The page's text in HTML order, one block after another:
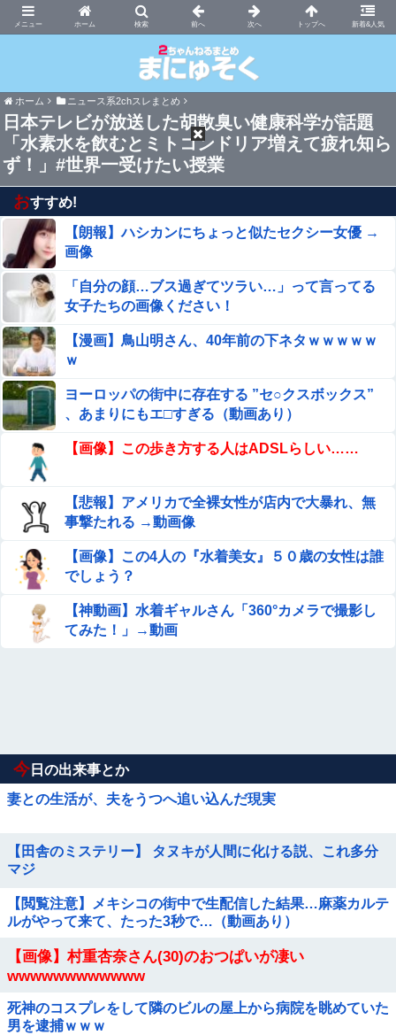
ホーム 新着&人気
まにゅそく 2chまとめニュース速報VIP
ホーム ニュース系2chスレまとめ
日本テレビが放送した胡散臭い健康科学が話題
「水素水を飲むとミトコンドリア増えて疲れ知ら
ず！」#世界一受けたい授業
おすすめ!
【朗報】ハシカンにちょっと似たセクシー女優 →
画像
「自分の顔…ブス過ぎてツラい…」って言ってる
女子たちの画像ください！
【漫画】鳥山明さん、40年前の下ネタｗｗｗｗｗ
ｗ
ヨーロッパの街中に存在する ”セ○クスボックス”
、あまりにもエ□すぎる（動画あり）
【画像】この歩き方する人はADSLらしい……
【悲報】アメリカで全裸女性が店内で大暴れ、無
事撃たれる →動画像
【画像】この4人の『水着美女』５０歳の女性は誰
でしょう？
【神動画】水着ギャルさん「360°カメラで撮影し
てみた！」→動画
今 日の出来事とか
妻との生活が、夫をうつへ追い込んだ現実
【田舎のミステリー】 タヌキが人間に化ける説、これ多分
マジ
【閲覧注意】メキシコの街中で生配信した結果…麻薬カルテ
ルがやって来て、たった3秒で…（動画あり）
【画像】村重杏奈さん(30)のおつぱいが凄い
wwwwwwwwwwww
死神のコスプレをして隣のビルの屋上から病院を眺めていた
男を逮捕ｗｗｗ